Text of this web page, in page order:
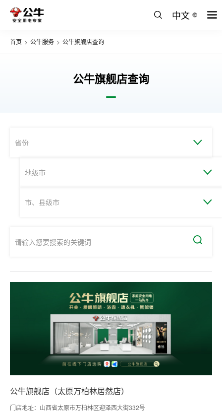
中文
首页 > 公牛服务 > 公牛旗舰店查询
公牛旗舰店查询
公牛旗舰店（太原万柏林居然店）
门店地址：山西省太原市万柏林区迎泽西大街332号